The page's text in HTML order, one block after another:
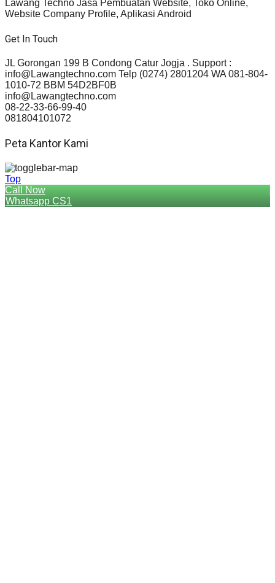
Lawang Techno Jasa Pembuatan Website, Toko Online,
Website Company Profile, Aplikasi Android
Get In Touch
JL Gorongan 199 B Condong Catur Jogja . Support :
info@Lawangtechno.com Telp (0274) 2801204 WA 081-804-
1010-72 BBM 54D2BF0B
info@Lawangtechno.com
08-22-33-66-99-40
081804101072
Peta Kantor Kami
Top
Call Now
Whatsapp CS1